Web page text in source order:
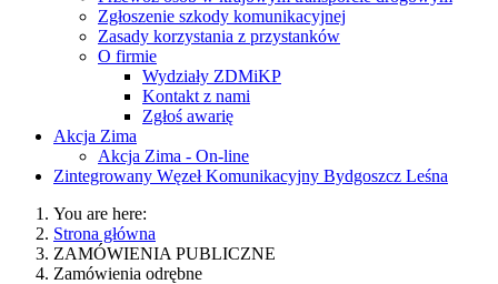
Zgłoszenie szkody komunikacyjnej
Zasady korzystania z przystanków
O firmie
Wydziały ZDMiKP
Kontakt z nami
Zgłoś awarię
Akcja Zima
Akcja Zima - On-line
Zintegrowany Węzeł Komunikacyjny Bydgoszcz Leśna
You are here:
Strona główna
ZAMÓWIENIA PUBLICZNE
Zamówienia odrębne